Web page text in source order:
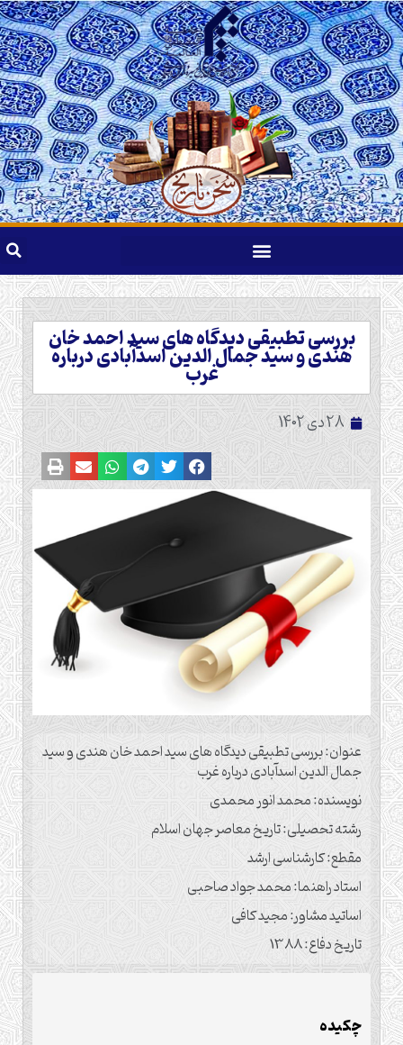
بررسی تطبیقی دیدگاه های سید احمد خان
هندی و سید جمال الدین اسدآبادی درباره
غرب
28 دی 1402
عنوان: بررسی تطبیقی دیدگاه های سید احمد خان هندی و سید
جمال الدین اسدآبادی درباره غرب
نویسنده: محمد انور محمدی
رشته تحصیلی: تاریخ معاصر جهان اسلام
مقطع: کارشناسی ارشد
استاد راهنما: محمد جواد صاحبی
اساتید مشاور: مجید کافی
تاریخ دفاع: 1388
چکیده